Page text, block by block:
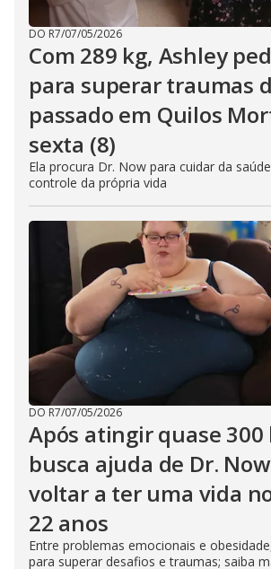
DO R7/07/05/2026
Com 289 kg, Ashley
para superar traumas
passado em Quilos
sexta (8)
Ela procura Dr. Now para cuidar da
controle da própria vida
DO R7/07/05/2026
Após atingir quase 300
busca ajuda de Dr.
voltar a ter uma vida
22 anos
Entre problemas emocionais e
para superar desafios e traumas; saiba